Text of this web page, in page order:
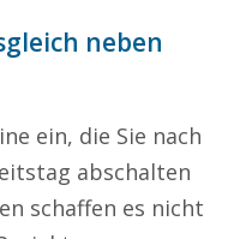
neben
ein, die Sie nach
abschalten
schaffen es nicht